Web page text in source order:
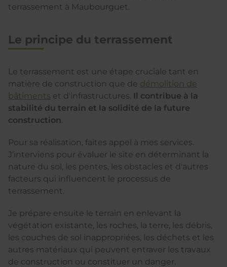
terrassement à Maubourguet.
Le principe du terrassement
Le terrassement est une étape cruciale tant en
matière de construction que de démolition de
bâtiments et d'infrastructures. Il contribue à la
stabilité du terrain et la solidité de la future
construction.
Pour sa réalisation, faites appel à mes services.
J’interviens pour évaluer le site en déterminant la
nature du sol, les pentes, les obstacles et d'autres
facteurs qui influencent le processus de
terrassement.
Je prépare ensuite le terrain en enlevant la
végétation existante, les roches, la terre, les débris,
les couches de sol inappropriées, les déchets et les
autres matériaux qui peuvent entraver les travaux
de construction ou constituer un danger.